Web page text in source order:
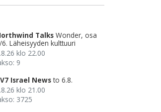
Talks Wonder, osa
6. Läheisyyden kulttuuri
klo 22.00
9
Israel News to 6.8.
klo 21.00
3725